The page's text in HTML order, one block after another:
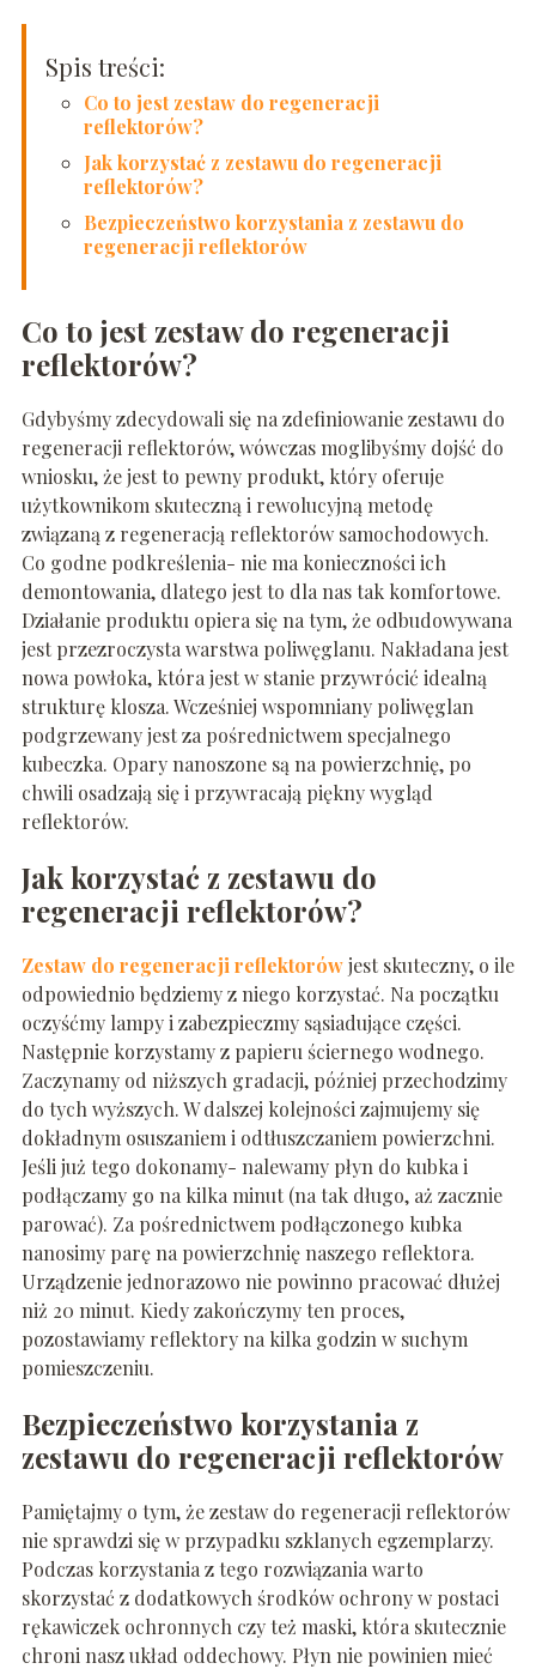
Spis treści:
Co to jest zestaw do regeneracji
reflektorów?
Jak korzystać z zestawu do regeneracji
reflektorów?
Bezpieczeństwo korzystania z zestawu do
regeneracji reflektorów
Co to jest zestaw do regeneracji
reflektorów?
Gdybyśmy zdecydowali się na zdefiniowanie zestawu do
regeneracji reflektorów, wówczas moglibyśmy dojść do
wniosku, że jest to pewny produkt, który oferuje
użytkownikom skuteczną i rewolucyjną metodę
związaną z regeneracją reflektorów samochodowych.
Co godne podkreślenia- nie ma konieczności ich
demontowania, dlatego jest to dla nas tak komfortowe.
Działanie produktu opiera się na tym, że odbudowywana
jest przezroczysta warstwa poliwęglanu. Nakładana jest
nowa powłoka, która jest w stanie przywrócić idealną
strukturę klosza. Wcześniej wspomniany poliwęglan
podgrzewany jest za pośrednictwem specjalnego
kubeczka. Opary nanoszone są na powierzchnię, po
chwili osadzają się i przywracają piękny wygląd
reflektorów.
Jak korzystać z zestawu do
regeneracji reflektorów?
Zestaw do regeneracji reflektorówjest skuteczny, o ile
odpowiednio będziemy z niego korzystać. Na początku
oczyśćmy lampy i zabezpieczmy sąsiadujące części.
Następnie korzystamy z papieru ściernego wodnego.
Zaczynamy od niższych gradacji, później przechodzimy
do tych wyższych. W dalszej kolejności zajmujemy się
dokładnym osuszaniem i odtłuszczaniem powierzchni.
Jeśli już tego dokonamy- nalewamy płyn do kubka i
podłączamy go na kilka minut (na tak długo, aż zacznie
parować). Za pośrednictwem podłączonego kubka
nanosimy parę na powierzchnię naszego reflektora.
Urządzenie jednorazowo nie powinno pracować dłużej
niż 20 minut. Kiedy zakończymy ten proces,
pozostawiamy reflektory na kilka godzin w suchym
pomieszczeniu.
Bezpieczeństwo korzystania z
zestawu do regeneracji reflektorów
Pamiętajmy o tym, że zestaw do regeneracji reflektorów
nie sprawdzi się w przypadku szklanych egzemplarzy.
Podczas korzystania z tego rozwiązania warto
skorzystać z dodatkowych środków ochrony w postaci
rękawiczek ochronnych czy też maski, która skutecznie
chroni nasz układ oddechowy. Płyn nie powinien mieć